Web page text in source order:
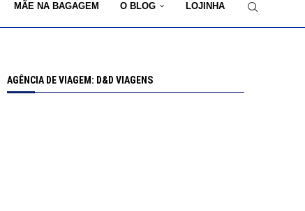
MÃE NA BAGAGEM O BLOG LOJINHA
AGÊNCIA DE VIAGEM: D&D VIAGENS